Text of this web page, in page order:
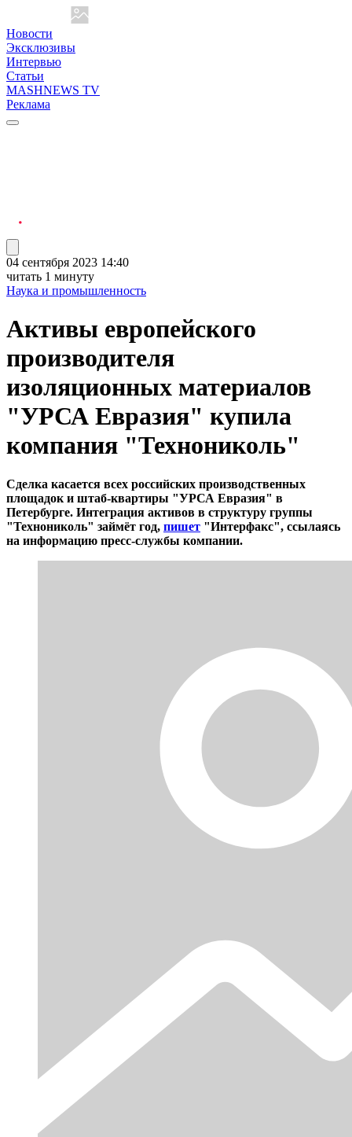
Новости
Эксклюзивы
Интервью
Статьи
MASHNEWS TV
Реклама
04 сентября 2023 14:40
читать 1 минуту
Наука и промышленность
Активы европейского
производителя
изоляционных материалов
"УРСА Евразия" купила
компания "Технониколь"
Сделка касается всех российских производственных
площадок и штаб-квартиры "УРСА Евразия" в
Петербурге. Интеграция активов в структуру группы
"Технониколь" займёт год, пишет "Интерфакс", ссылаясь
на информацию пресс-службы компании.